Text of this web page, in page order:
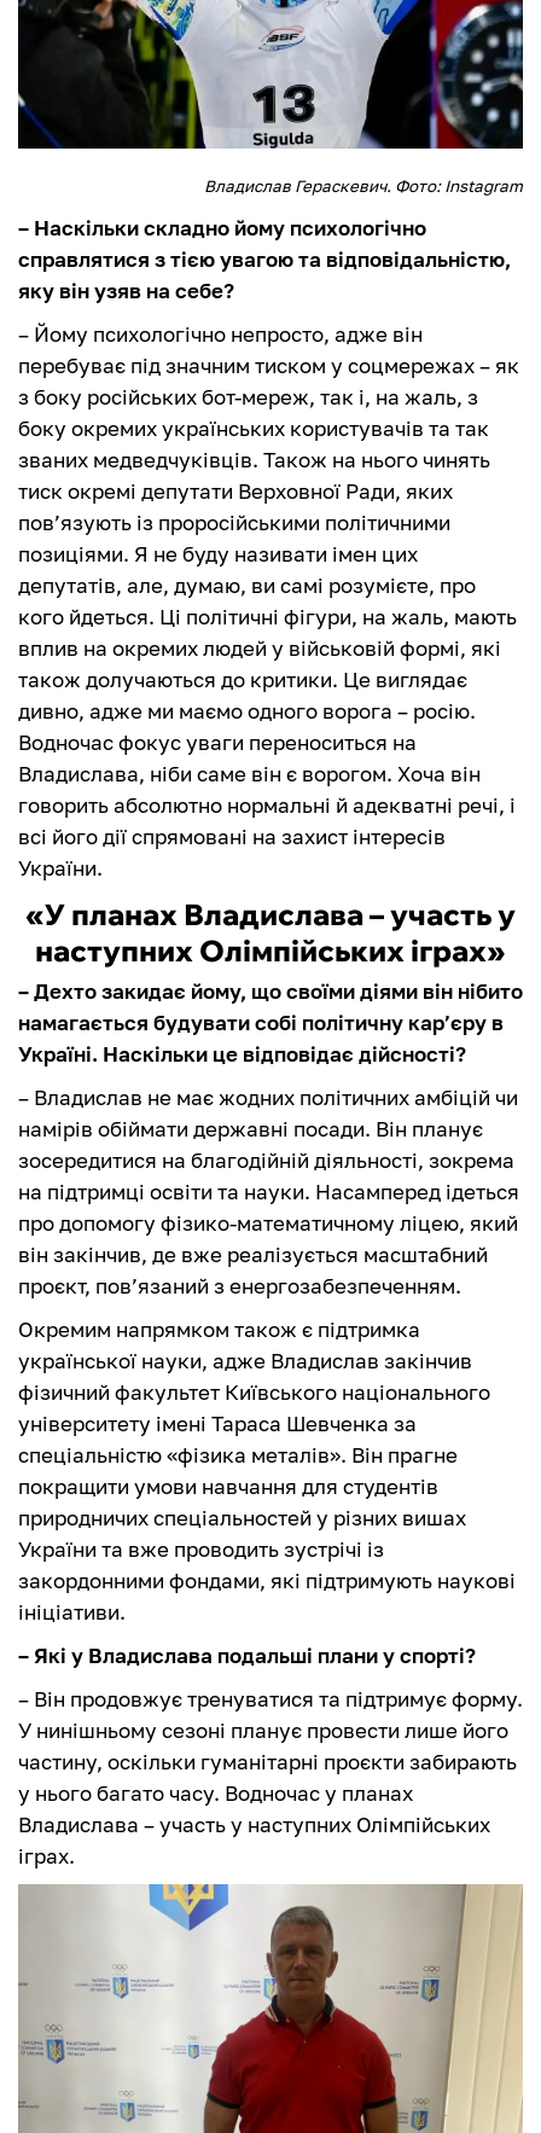
Владислав Гераскевич. Фото: Instagram
– Наскільки складно йому психологічно
справлятися з тією увагою та відповідальністю,
яку він узяв на себе?
– Йому психологічно непросто, адже він
перебуває під значним тиском у соцмережах – як
з боку російських бот-мереж, так і, на жаль, з
боку окремих українських користувачів та так
званих медведчуківців. Також на нього чинять
тиск окремі депутати Верховної Ради, яких
пов’язують із проросійськими політичними
позиціями. Я не буду називати імен цих
депутатів, але, думаю, ви самі розумієте, про
кого йдеться. Ці політичні фігури, на жаль, мають
вплив на окремих людей у військовій формі, які
також долучаються до критики. Це виглядає
дивно, адже ми маємо одного ворога – росію.
Водночас фокус уваги переноситься на
Владислава, ніби саме він є ворогом. Хоча він
говорить абсолютно нормальні й адекватні речі, і
всі його дії спрямовані на захист інтересів
України.
«У планах Владислава – участь у
наступних Олімпійських іграх»
– Дехто закидає йому, що своїми діями він нібито
намагається будувати собі політичну кар’єру в
Україні. Наскільки це відповідає дійсності?
– Владислав не має жодних політичних амбіцій чи
намірів обіймати державні посади. Він планує
зосередитися на благодійній діяльності, зокрема
на підтримці освіти та науки. Насамперед ідеться
про допомогу фізико-математичному ліцею, який
він закінчив, де вже реалізується масштабний
проєкт, пов’язаний з енергозабезпеченням.
Окремим напрямком також є підтримка
української науки, адже Владислав закінчив
фізичний факультет Київського національного
університету імені Тараса Шевченка за
спеціальністю «фізика металів». Він прагне
покращити умови навчання для студентів
природничих спеціальностей у різних вишах
України та вже проводить зустрічі із
закордонними фондами, які підтримують наукові
ініціативи.
– Які у Владислава подальші плани у спорті?
– Він продовжує тренуватися та підтримує форму.
У нинішньому сезоні планує провести лише його
частину, оскільки гуманітарні проєкти забирають
у нього багато часу. Водночас у планах
Владислава – участь у наступних Олімпійських
іграх.